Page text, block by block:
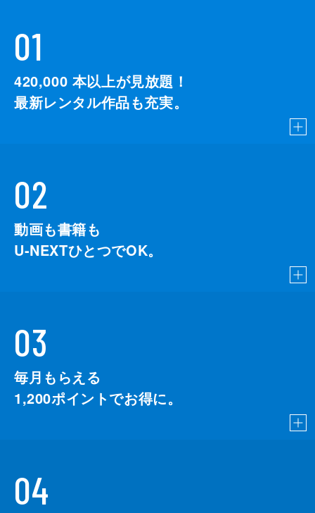
01
420,000 本以上が見放題！
最新レンタル作品も充実。
02
動画も書籍も
U-NEXTひとつでOK。
03
毎月もらえる
1,200ポイントでお得に。
04